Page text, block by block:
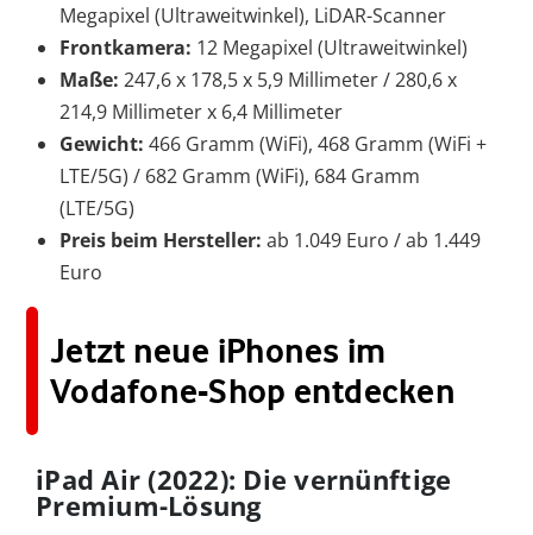
Megapixel (Ultraweitwinkel), LiDAR-Scanner
Frontkamera: 12 Megapixel (Ultraweitwinkel)
Maße: 247,6 x 178,5 x 5,9 Millimeter / 280,6 x
214,9 Millimeter x 6,4 Millimeter
Gewicht: 466 Gramm (WiFi), 468 Gramm (WiFi +
LTE/5G) / 682 Gramm (WiFi), 684 Gramm
(LTE/5G)
Preis beim Hersteller: ab 1.049 Euro / ab 1.449
Euro
Jetzt neue iPhones im
Vodafone-Shop entdecken
iPad Air (2022): Die vernünftige
Premium-Lösung